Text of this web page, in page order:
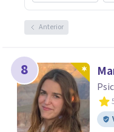
Anterior
8